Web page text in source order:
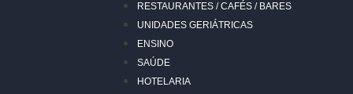
RESTAURANTES / CAFÉS / BARES
UNIDADES GERIÁTRICAS
ENSINO
SAÚDE
HOTELARIA